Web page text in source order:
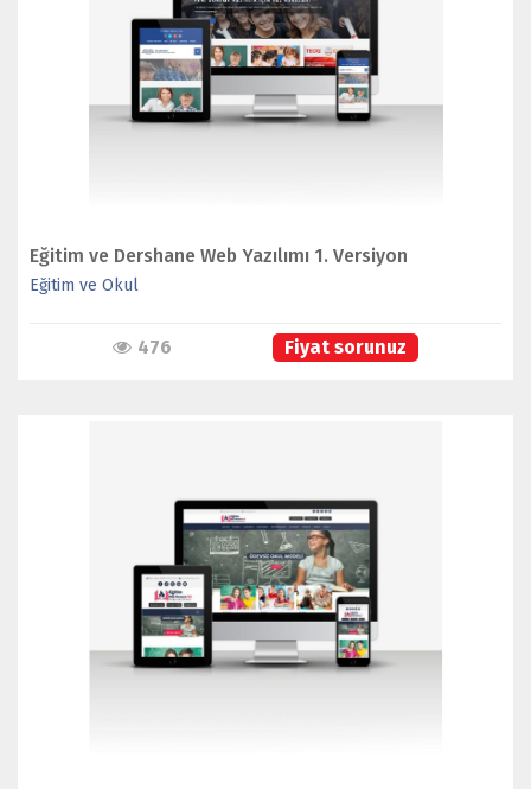
İNCELE
Eğitim ve Dershane Web Yazılımı 1. Versiyon
Eğitim ve Okul
476 Fiyat sorunuz
İNCELE